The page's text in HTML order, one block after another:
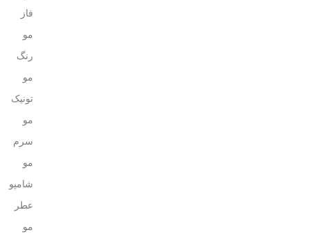
فاز
مو
رنگ
مو
تونیک
مو
سرم
مو
شامپو
عطر
مو